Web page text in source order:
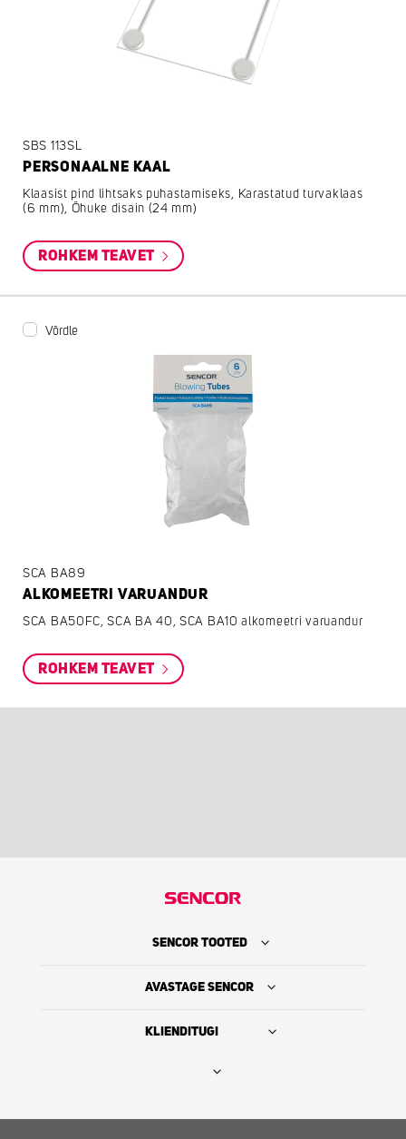
SBS 113SL
PERSONAALNE KAAL
Klaasist pind lihtsaks puhastamiseks, Karastatud turvaklaas
(6 mm), Õhuke disain (24 mm)
ROHKEM TEAVET
Võrdle
SCA BA89
ALKOMEETRI VARUANDUR
SCA BA50FC, SCA BA 40, SCA BA10 alkomeetri varuandur
ROHKEM TEAVET
SENCOR TOOTED
AVASTAGE SENCOR
KLIENDITUGI